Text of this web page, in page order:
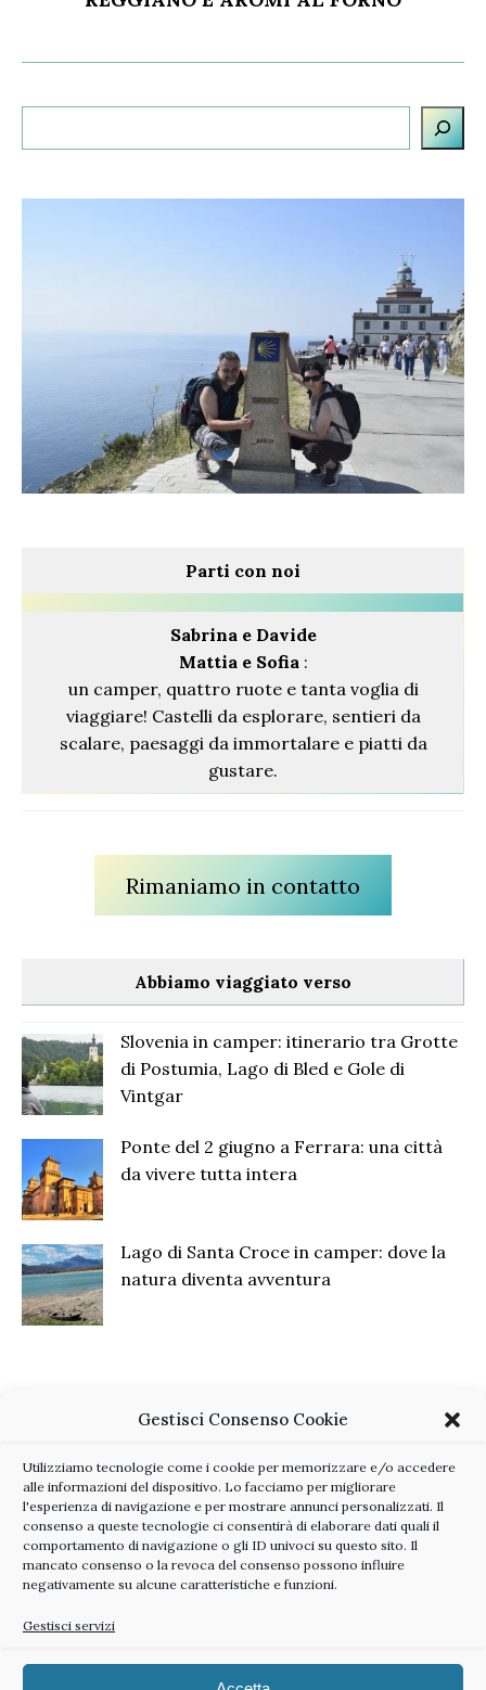
Gestisci Consenso Cookie
Utilizziamo tecnologie come i cookie per memorizzare e/o accedere
alle informazioni del dispositivo. Lo facciamo per migliorare
l'esperienza di navigazione e per mostrare annunci personalizzati. Il
consenso a queste tecnologie ci consentirà di elaborare dati quali il
comportamento di navigazione o gli ID univoci su questo sito. Il
mancato consenso o la revoca del consenso possono influire
negativamente su alcune caratteristiche e funzioni.
Gestisci servizi
Parti con noi
Sabrina e Davide
Mattia e Sofia:
un camper, quattro ruote e tanta voglia di
viaggiare! Castelli da esplorare, sentieri da
scalare, paesaggi da immortalare e piatti da
gustare.
Rimaniamo in contatto
Abbiamo viaggiato verso
Slovenia in camper: itinerario tra Grotte
di Postumia, Lago di Bled e Gole di
Vintgar
Ponte del 2 giugno a Ferrara: una città
da vivere tutta intera
Lago di Santa Croce in camper: dove la
natura diventa avventura